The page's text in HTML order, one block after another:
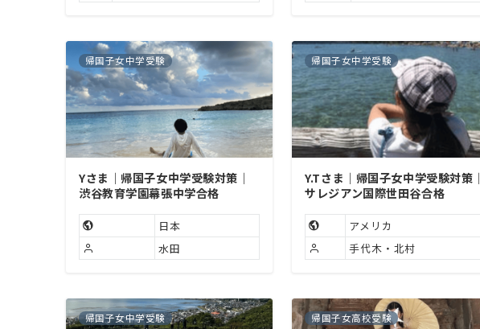
帰国子女中学受験
Yさま｜帰国子女中学受験対策｜
渋谷教育学園幕張中学合格
日本
水田
帰国子女中学受験
Y.Tさま｜帰国子女中学受験対策｜
サレジアン国際世田谷合格
アメリカ
手代木・北村
帰国子女中学受験 帰国子女高校受験